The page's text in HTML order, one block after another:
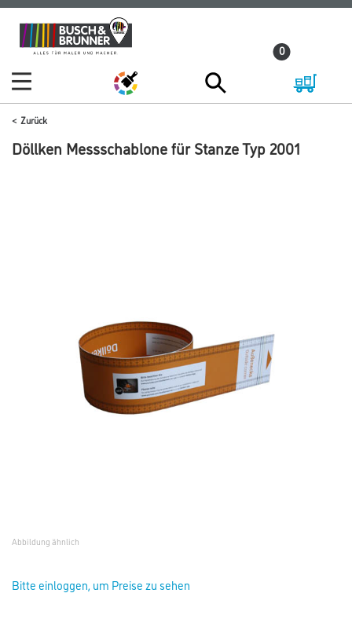
Zum
Inhalt
Zum
Navigationsmenü
0
Zurück
Döllken Messschablone für Stanze Typ 2001
Abbildung ähnlich
Bitte einloggen, um Preise zu sehen